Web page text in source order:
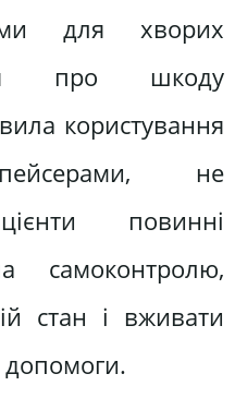
для хворих
про шкоду
користування
не
повинні
самоконтролю,
стан і вживати
допомоги.